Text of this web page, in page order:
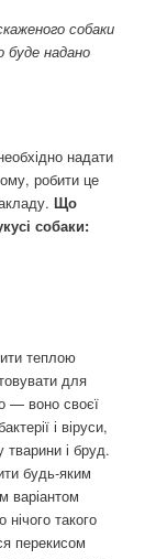
собаки
буде надано
надати
робити це
Що
собаки:
теплою
для
— воно своєї
і віруси,
і бруд.
будь-яким
варіантом
такого
перекисом